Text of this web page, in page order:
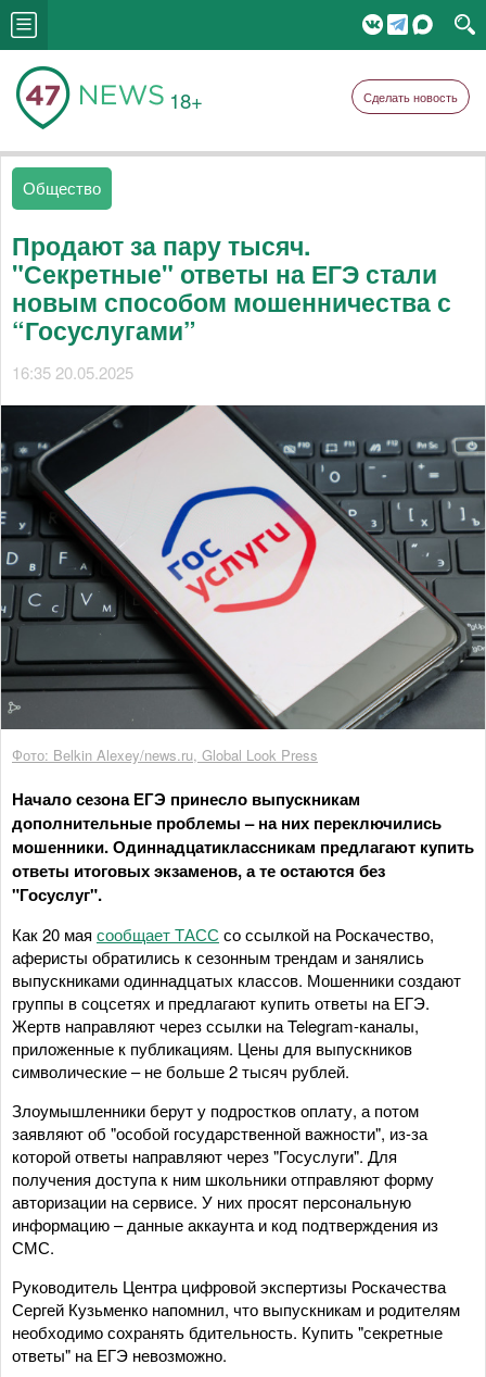
18+ Сделать новость
Общество
Продают за пару тысяч.
"Секретные" ответы на ЕГЭ стали
новым способом мошенничества с
“Госуслугами”
16:35 20.05.2025
Фото: Belkin Alexey/news.ru, Global Look Press
Начало сезона ЕГЭ принесло выпускникам
дополнительные проблемы – на них переключились
мошенники. Одиннадцатиклассникам предлагают купить
ответы итоговых экзаменов, а те остаются без
"Госуслуг".
Как 20 мая сообщает ТАСС со ссылкой на Роскачество,
аферисты обратились к сезонным трендам и занялись
выпускниками одиннадцатых классов. Мошенники создают
группы в соцсетях и предлагают купить ответы на ЕГЭ.
Жертв направляют через ссылки на Telegram-каналы,
приложенные к публикациям. Цены для выпускников
символические – не больше 2 тысяч рублей.
Злоумышленники берут у подростков оплату, а потом
заявляют об "особой государственной важности", из-за
которой ответы направляют через "Госуслуги". Для
получения доступа к ним школьники отправляют форму
авторизации на сервисе. У них просят персональную
информацию – данные аккаунта и код подтверждения из
СМС.
Руководитель Центра цифровой экспертизы Роскачества
Сергей Кузьменко напомнил, что выпускникам и родителям
необходимо сохранять бдительность. Купить "секретные
ответы" на ЕГЭ невозможно.